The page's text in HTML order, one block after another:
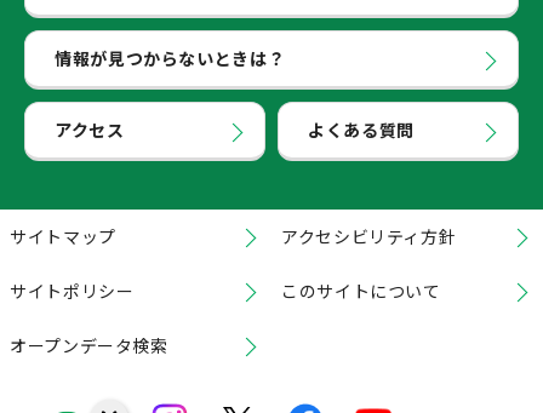
情報が見つからないときは？
アクセス よくある質問
サイトマップ アクセシビリティ方針
サイトポリシー このサイトについて
オープンデータ検索